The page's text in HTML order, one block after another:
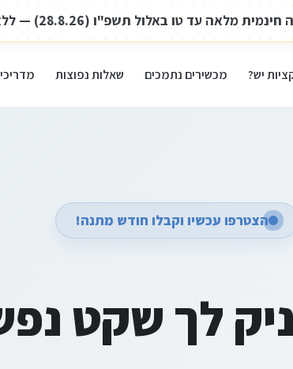
מלאה עד טו באלול תשפ"ו (28.8.26) — ללא אמצעי תשלום.
יש? מכשירים נתמכים שאלות נפוצות
הצטרפו עכשיו וקבלו חודש מתנה!
לך שקט